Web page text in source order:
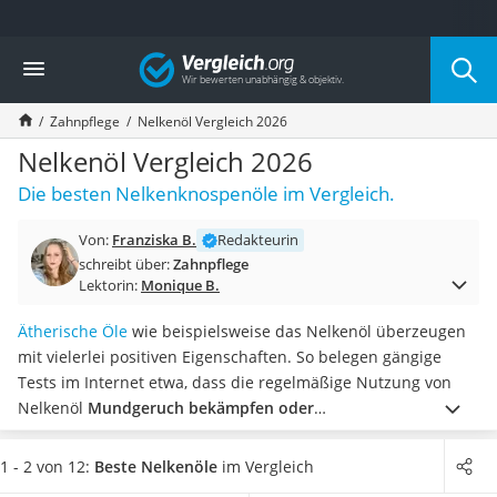
Die beliebtesten Vergleiche nach Kategorie
Drogerie
Inhalator
Haarschneider
Rollator
Braun Rasierer
Katzenklappe (Chip)
Masturbator
Massagepistole
Reisehaartrockner
Eiweißpulver
Magnesiumpräparat
Katzenklappe
Nackenmassagegerät
Zeckenschutz Katze
Vergleich
Zahnpflege Nelkenöl Vergleich 2026
Nelkenöl Vergleich 2026
Die besten Nelkenknospenöle im Vergleich.
Von: Franziska B.
Redakteurin
schreibt über:Zahnpflege
Lektorin: Monique B.
Ätherische Öle wie beispielsweise das Nelkenöl überzeugen
mit vielerlei positiven Eigenschaften. So belegen gängige
Tests im Internet etwa, dass die regelmäßige Nutzung von
Nelkenöl Mundgeruch bekämpfen oder
Zahnfleischentzündungen lindern kann. Aus diesem Grund
wird Nelkenöl bereits seit Jahrzehnten für die Mundhygiene
1 - 2 von 12: Beste Nelkenöle im Vergleich